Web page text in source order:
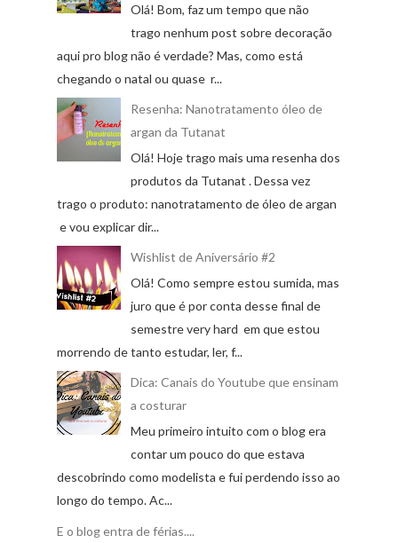
Olá! Bom, faz um tempo que não
trago nenhum post sobre decoração
aqui pro blog não é verdade? Mas, como está
chegando o natal ou quase r...
Resenha: Nanotratamento óleo de
argan da Tutanat
Olá! Hoje trago mais uma resenha dos
produtos da Tutanat . Dessa vez
trago o produto: nanotratamento de óleo de argan
e vou explicar dir...
Wishlist de Aniversário #2
Olá! Como sempre estou sumida, mas
juro que é por conta desse final de
semestre very hard em que estou
morrendo de tanto estudar, ler, f...
Dica: Canais do Youtube que ensinam
a costurar
Meu primeiro intuito com o blog era
contar um pouco do que estava
descobrindo como modelista e fui perdendo isso ao
longo do tempo. Ac...
E o blog entra de férias....